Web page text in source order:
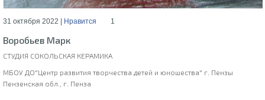
31 октября 2022 | Нравится 1
Воробьев Марк
СТУДИЯ СОКОЛЬСКАЯ КЕРАМИКА
МБОУ ДО"Центр развития творчества детей и юношества" г. Пензы
Пензенская обл., г. Пенза